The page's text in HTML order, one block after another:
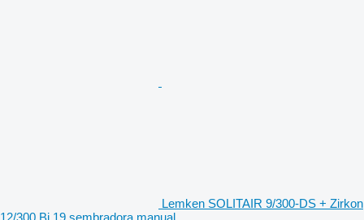
Lemken SOLITAIR 9/300-DS + Zirkon
12/300 Bj.19 sembradora manual